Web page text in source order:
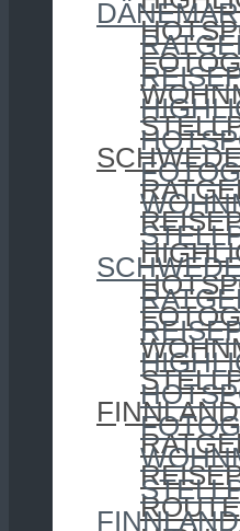
FINNLAND
FINNLAND